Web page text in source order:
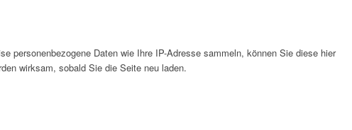
personenbezogene Daten wie Ihre IP-Adresse sammeln, können Sie diese hier
wirksam, sobald Sie die Seite neu laden.